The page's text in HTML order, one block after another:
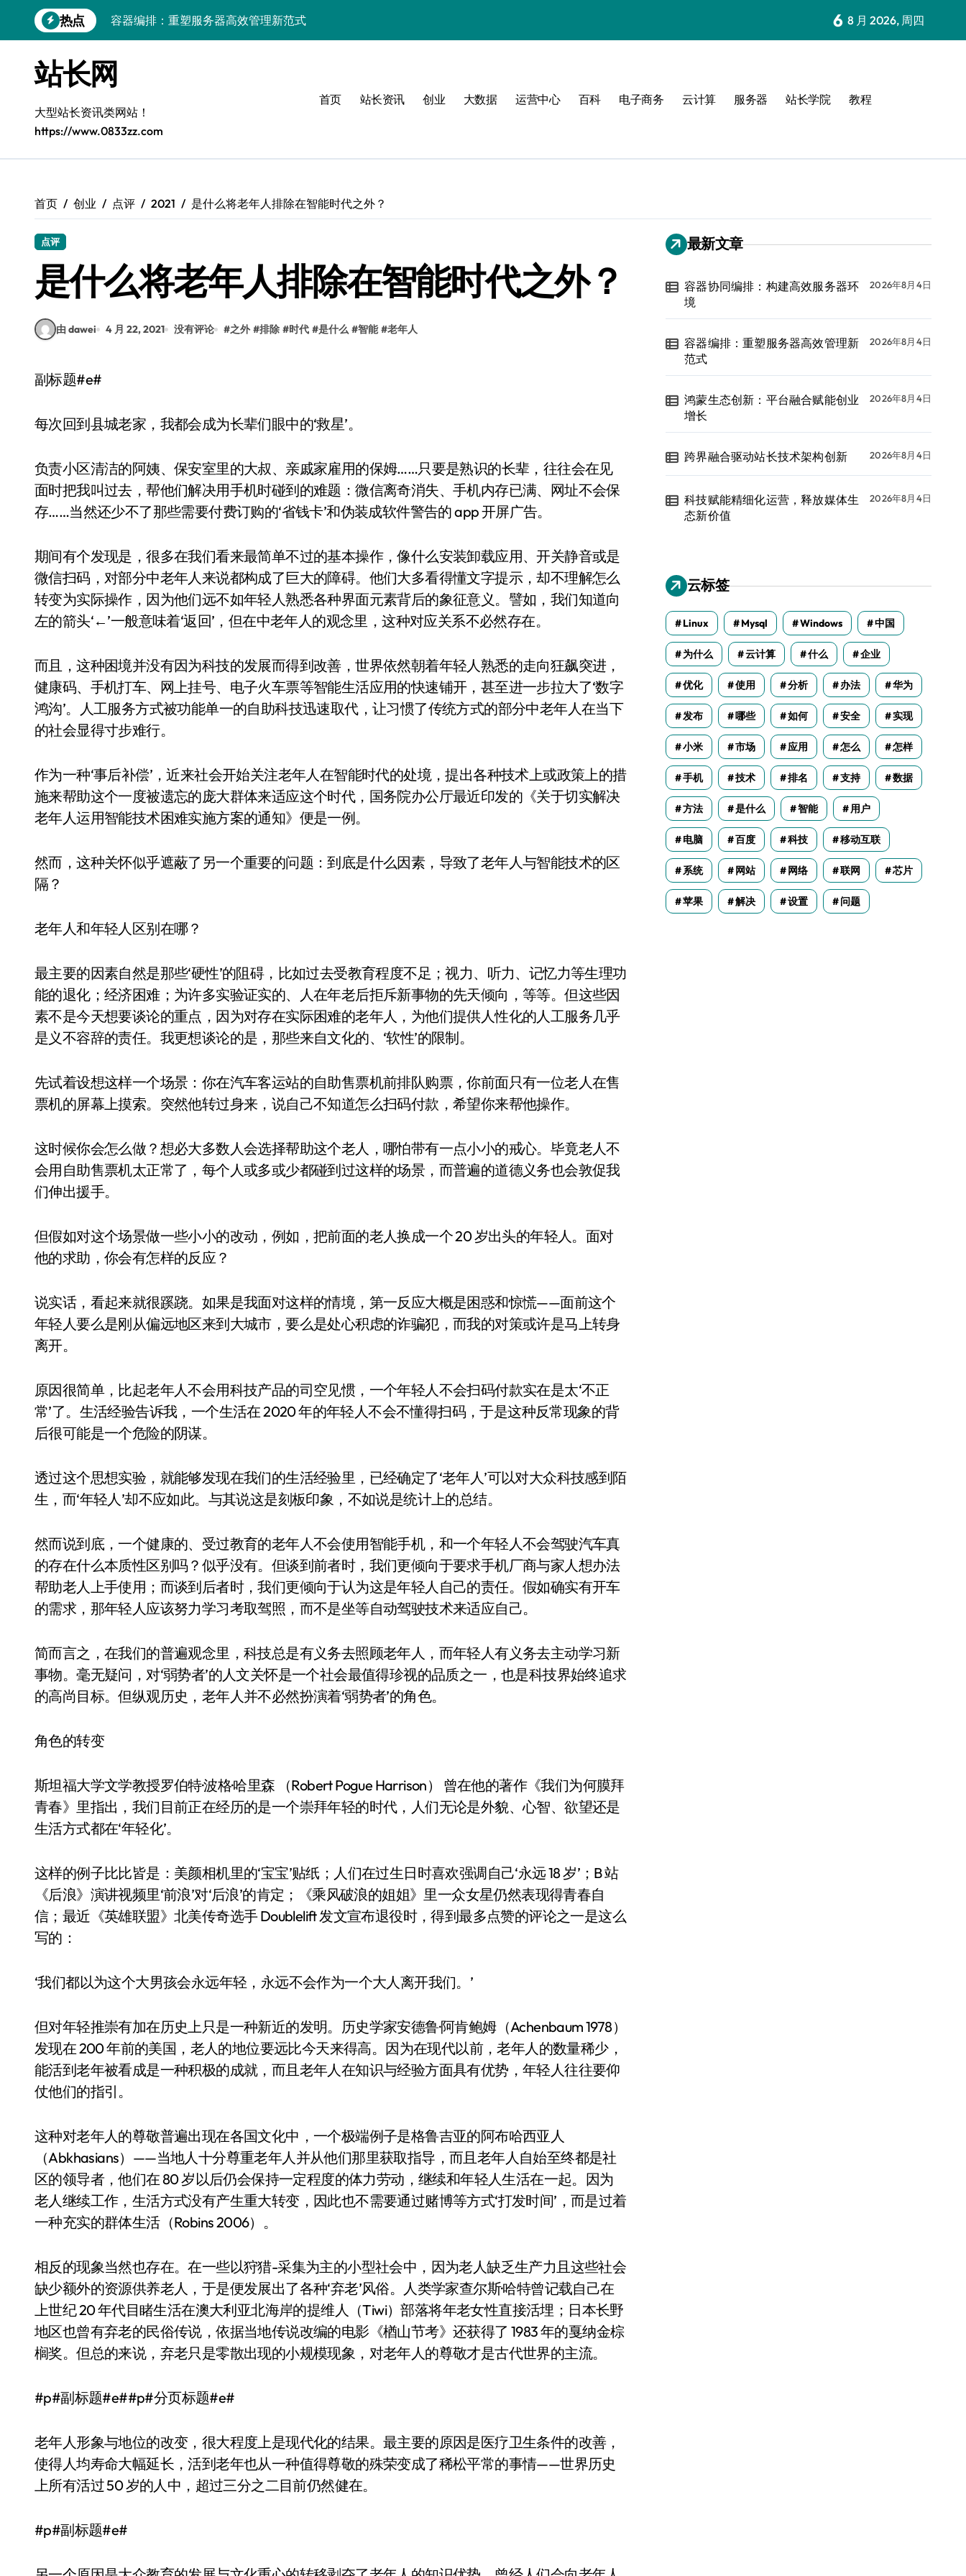
到
热点
容器编排：重塑服务器高效管理新范式
跨界融合驱动站长技术架构创新
科技赋能精细化运营，释放媒体生态新价值
基于容器编排的高可用服务器分类系统构建
平台创业：技术驱动生态闭环构建
量子算法赋能精细化运营，点燃创作者经济新引擎
容器协同编排：构建高效服务器环境
6 8 月 2026, 周四
站长网
大型站长资讯类网站！
https://www.0833zz.com
首页 站长资讯 创业 大数据 运营中心 百科 电子商务 云计算 服务器 站长学院 教程
首页 创业 点评 2021 是什么将老年人排除在智能时代之外？
点评
是什么将老年人排除在智能时代之外？
由 dawei 4 月 22, 2021 没有评论 #之外 #排除 #时代 #是什么 #智能 #老年人
副标题#e#
每次回到县城老家，我都会成为长辈们眼中的‘救星’。
负责小区清洁的阿姨、保安室里的大叔、亲戚家雇用的保姆……只要是熟识的长辈，往往会在见
面时把我叫过去，帮他们解决用手机时碰到的难题：微信离奇消失、手机内存已满、网址不会保
存……当然还少不了那些需要付费订购的‘省钱卡’和伪装成软件警告的 app 开屏广告。
期间有个发现是，很多在我们看来最简单不过的基本操作，像什么安装卸载应用、开关静音或是
微信扫码，对部分中老年人来说都构成了巨大的障碍。他们大多看得懂文字提示，却不理解怎么
转变为实际操作，因为他们远不如年轻人熟悉各种界面元素背后的象征意义。譬如，我们知道向
左的箭头‘←’一般意味着‘返回’，但在中老年人的观念里，这种对应关系不必然存在。
而且，这种困境并没有因为科技的发展而得到改善，世界依然朝着年轻人熟悉的走向狂飙突进，
健康码、手机打车、网上挂号、电子火车票等智能生活应用的快速铺开，甚至进一步拉大了‘数字
鸿沟’。人工服务方式被功能单一的自助科技迅速取代，让习惯了传统方式的部分中老年人在当下
的社会显得寸步难行。
作为一种‘事后补偿’，近来社会开始关注老年人在智能时代的处境，提出各种技术上或政策上的措
施来帮助这个一度被遗忘的庞大群体来适应这个时代，国务院办公厅最近印发的《关于切实解决
老年人运用智能技术困难实施方案的通知》便是一例。
然而，这种关怀似乎遮蔽了另一个重要的问题：到底是什么因素，导致了老年人与智能技术的区
隔？
老年人和年轻人区别在哪？
最主要的因素自然是那些‘硬性’的阻碍，比如过去受教育程度不足；视力、听力、记忆力等生理功
能的退化；经济困难；为许多实验证实的、人在年老后拒斥新事物的先天倾向，等等。但这些因
素不是今天想要谈论的重点，因为对存在实际困难的老年人，为他们提供人性化的人工服务几乎
是义不容辞的责任。我更想谈论的是，那些来自文化的、‘软性’的限制。
先试着设想这样一个场景：你在汽车客运站的自助售票机前排队购票，你前面只有一位老人在售
票机的屏幕上摸索。突然他转过身来，说自己不知道怎么扫码付款，希望你来帮他操作。
这时候你会怎么做？想必大多数人会选择帮助这个老人，哪怕带有一点小小的戒心。毕竟老人不
会用自助售票机太正常了，每个人或多或少都碰到过这样的场景，而普遍的道德义务也会敦促我
们伸出援手。
但假如对这个场景做一些小小的改动，例如，把前面的老人换成一个 20 岁出头的年轻人。面对
他的求助，你会有怎样的反应？
说实话，看起来就很蹊跷。如果是我面对这样的情境，第一反应大概是困惑和惊慌——面前这个
年轻人要么是刚从偏远地区来到大城市，要么是处心积虑的诈骗犯，而我的对策或许是马上转身
离开。
原因很简单，比起老年人不会用科技产品的司空见惯，一个年轻人不会扫码付款实在是太‘不正
常’了。生活经验告诉我，一个生活在 2020 年的年轻人不会不懂得扫码，于是这种反常现象的背
后很可能是一个危险的阴谋。
透过这个思想实验，就能够发现在我们的生活经验里，已经确定了‘老年人’可以对大众科技感到陌
生，而‘年轻人’却不应如此。与其说这是刻板印象，不如说是统计上的总结。
然而说到底，一个健康的、受过教育的老年人不会使用智能手机，和一个年轻人不会驾驶汽车真
的存在什么本质性区别吗？似乎没有。但谈到前者时，我们更倾向于要求手机厂商与家人想办法
帮助老人上手使用；而谈到后者时，我们更倾向于认为这是年轻人自己的责任。假如确实有开车
的需求，那年轻人应该努力学习考取驾照，而不是坐等自动驾驶技术来适应自己。
简而言之，在我们的普遍观念里，科技总是有义务去照顾老年人，而年轻人有义务去主动学习新
事物。毫无疑问，对‘弱势者’的人文关怀是一个社会最值得珍视的品质之一，也是科技界始终追求
的高尚目标。但纵观历史，老年人并不必然扮演着‘弱势者’的角色。
角色的转变
斯坦福大学文学教授罗伯特·波格·哈里森 （Robert Pogue Harrison） 曾在他的著作《我们为何膜拜
青春》里指出，我们目前正在经历的是一个崇拜年轻的时代，人们无论是外貌、心智、欲望还是
生活方式都在‘年轻化’。
这样的例子比比皆是：美颜相机里的‘宝宝’贴纸；人们在过生日时喜欢强调自己‘永远 18 岁’；B 站
《后浪》演讲视频里‘前浪’对‘后浪’的肯定；《乘风破浪的姐姐》里一众女星仍然表现得青春自
信；最近《英雄联盟》北美传奇选手 Doublelift 发文宣布退役时，得到最多点赞的评论之一是这么
写的：
‘我们都以为这个大男孩会永远年轻，永远不会作为一个大人离开我们。’
但对年轻推崇有加在历史上只是一种新近的发明。历史学家安德鲁·阿肯鲍姆（Achenbaum 1978）
发现在 200 年前的美国，老人的地位要远比今天来得高。因为在现代以前，老年人的数量稀少，
能活到老年被看成是一种积极的成就，而且老年人在知识与经验方面具有优势，年轻人往往要仰
仗他们的指引。
这种对老年人的尊敬普遍出现在各国文化中，一个极端例子是格鲁吉亚的阿布哈西亚人
（Abkhasians）——当地人十分尊重老年人并从他们那里获取指导，而且老年人自始至终都是社
区的领导者，他们在 80 岁以后仍会保持一定程度的体力劳动，继续和年轻人生活在一起。因为
老人继续工作，生活方式没有产生重大转变，因此也不需要通过赌博等方式‘打发时间’，而是过着
一种充实的群体生活（Robins 2006）。
相反的现象当然也存在。在一些以狩猎-采集为主的小型社会中，因为老人缺乏生产力且这些社会
缺少额外的资源供养老人，于是便发展出了各种‘弃老’风俗。人类学家查尔斯·哈特曾记载自己在
上世纪 20 年代目睹生活在澳大利亚北海岸的提维人（Tiwi）部落将年老女性直接活埋；日本长野
地区也曾有弃老的民俗传说，依据当地传说改编的电影《楢山节考》还获得了 1983 年的戛纳金棕
榈奖。但总的来说，弃老只是零散出现的小规模现象，对老年人的尊敬才是古代世界的主流。
#p#副标题#e##p#分页标题#e#
老年人形象与地位的改变，很大程度上是现代化的结果。最主要的原因是医疗卫生条件的改善，
使得人均寿命大幅延长，活到老年也从一种值得尊敬的殊荣变成了稀松平常的事情——世界历史
上所有活过 50 岁的人中，超过三分之二目前仍然健在。
#p#副标题#e#
最新文章
容器协同编排：构建高效服务器环
境
2026年8月4日
容器编排：重塑服务器高效管理新
范式
2026年8月4日
鸿蒙生态创新：平台融合赋能创业
增长
2026年8月4日
跨界融合驱动站长技术架构创新 2026年8月4日
科技赋能精细化运营，释放媒体生
态新价值
2026年8月4日
云标签
Linux Mysql Windows 中国
为什么 云计算 什么 企业
优化 使用 分析 办法 华为
发布 哪些 如何 安全 实现
小米 市场 应用 怎么 怎样
手机 技术 排名 支持 数据
方法 是什么 智能 用户
电脑 百度 科技 移动互联
系统 网站 网络 联网 芯片
苹果 解决 设置 问题